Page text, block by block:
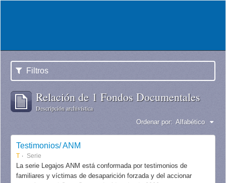
Filtros
Relación de 1 Fondos Documentales
Descripción archivística
Ordenar por: Alfabético
Testimonios/ ANM
T Serie
La serie Legajos ANM está conformada por testimonios de
familiares y víctimas de desaparición forzada y del accionar